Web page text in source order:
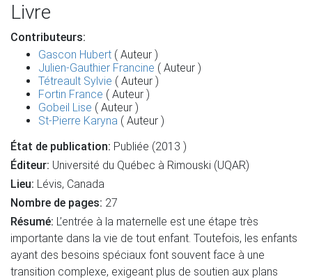
Livre
Contributeurs:
Gascon Hubert ( Auteur )
Julien-Gauthier Francine ( Auteur )
Tétreault Sylvie ( Auteur )
Fortin France ( Auteur )
Gobeil Lise ( Auteur )
St-Pierre Karyna ( Auteur )
État de publication: Publiée (2013 )
Éditeur: Université du Québec à Rimouski (UQAR)
Lieu: Lévis, Canada
Nombre de pages: 27
Résumé: L’entrée à la maternelle est une étape très
importante dans la vie de tout enfant. Toutefois, les enfants
ayant des besoins spéciaux font souvent face à une
transition complexe, exigeant plus de soutien aux plans